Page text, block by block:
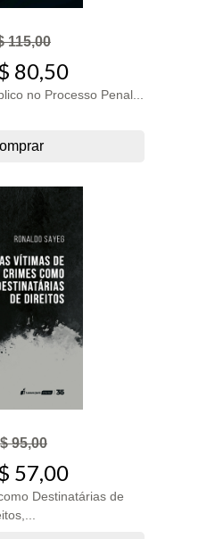
115,00
80,50
no Processo Penal...
95,00
57,00
Destinatárias de